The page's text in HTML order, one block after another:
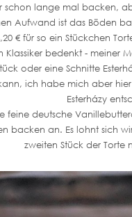
schon lange mal backen,
Aufwand ist das Böden
€ für so ein Stückchen
Klassiker bedenkt -
oder eine Schnitte
ich habe mich aber
Esterházy
feine deutsche
backen an. Es lohnt sich
zweiten Stück der Torte